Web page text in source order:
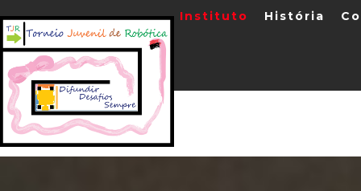
Instituto História